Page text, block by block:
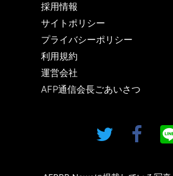
採用情報
サイトポリシー
プライバシーポリシー
利用規約
運営会社
AFP通信会長ごあいさつ